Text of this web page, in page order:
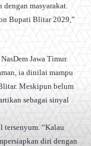
dengan masyarakat.
Bupati Blitar 2029,”
Jawa Timur.
ia dinilai mampu
Meskipun belum
sebagai sinyal
tersenyum. “Kalau
diri dengan